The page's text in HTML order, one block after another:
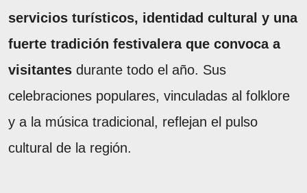
servicios turísticos, identidad cultural y una
fuerte tradición festivalera que convoca a
visitantes durante todo el año. Sus
celebraciones populares, vinculadas al folklore
y a la música tradicional, reflejan el pulso
cultural de la región.